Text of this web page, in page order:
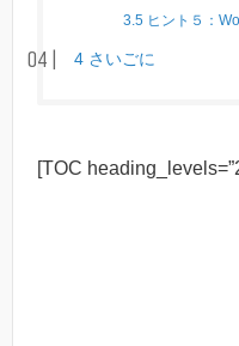
3.5 ヒント５：
4 さいごに
[TOC